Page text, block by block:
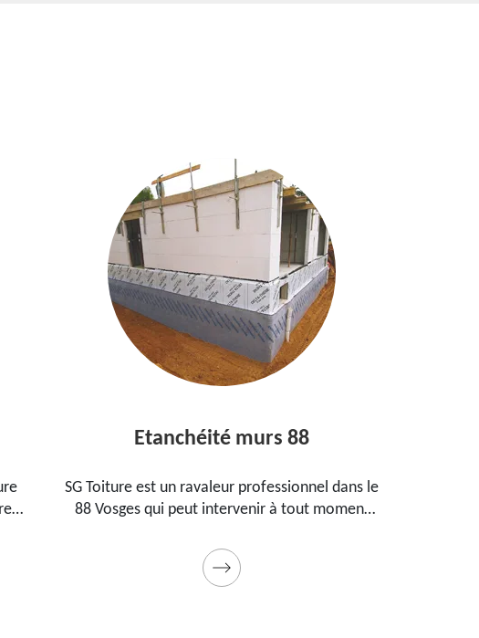
Etanchéité murs 88
SG Toiture est un ravaleur professionnel dans le
88 Vosges qui peut intervenir à tout moment
pas cher pour ce faire